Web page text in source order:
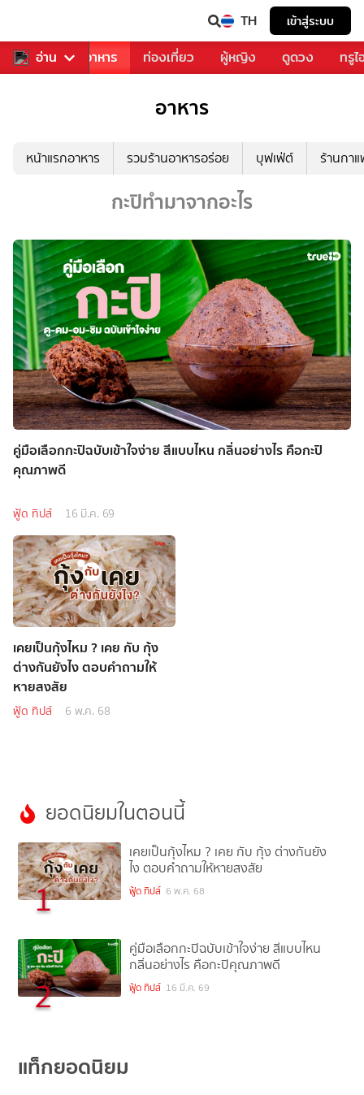
TH เข้าสู่ระบบ
อ่าน
การเพลง อาหาร ท่องเที่ยว ผู้หญิง ดูดวง ทรู
อาหาร
หน้าแรกอาหาร รวมร้านอาหารอร่อย บุฟเฟ่ต์ ร้านกา
กะปิทำมาจากอะไร
คู่มือเลือกกะปิฉบับเข้าใจง่าย สีแบบไหน กลิ่นอย่างไร คือกะปิ
คุณภาพดี
ฟู้ด ทิปส์ 16 มี.ค. 69
เคยเป็นกุ้งไหม ? เคย กับ กุ้ง
ต่างกันยังไง ตอบคำถามให้
หายสงสัย
ฟู้ด ทิปส์ 6 พ.ค. 68
ยอดนิยมในตอนนี้
1
เคยเป็นกุ้งไหม ? เคย กับ กุ้ง ต่างกันยัง
ไง ตอบคำถามให้หายสงสัย
ฟู้ด ทิปส์ 6 พ.ค. 68
2
คู่มือเลือกกะปิฉบับเข้าใจง่าย สีแบบไหน
กลิ่นอย่างไร คือกะปิคุณภาพดี
ฟู้ด ทิปส์ 16 มี.ค. 69
แท็กยอดนิยม